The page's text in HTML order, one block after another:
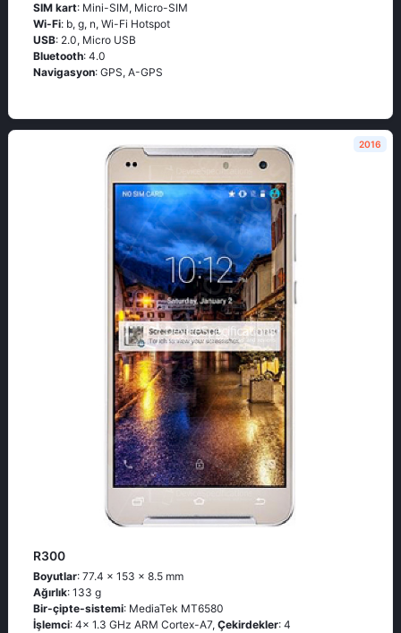
SIM kart: Mini-SIM, Micro-SIM
Wi-Fi: b, g, n, Wi-Fi Hotspot
USB: 2.0, Micro USB
Bluetooth: 4.0
Navigasyon: GPS, A-GPS
2016
R300
Boyutlar: 77.4 x 153 x 8.5 mm
Ağırlık: 133 g
Bir-çipte-sistemi: MediaTek MT6580
İşlemci: 4x 1.3 GHz ARM Cortex-A7, Çekirdekler: 4